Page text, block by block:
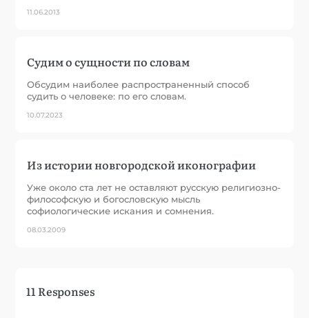
11.06.2013
Судим о сущности по словам
Обсудим наиболее распространенный способ
судить о человеке: по его словам.
10.07.2023
Из истории новгородской иконографии
Уже около ста лет не оставляют русскую религиозно-
философскую и богословскую мысль
софиологические искания и сомнения.
08.03.2009
11 Responses